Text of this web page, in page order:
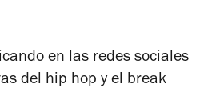
en las redes sociales
del hip hop y el break